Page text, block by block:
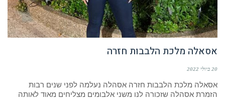
אסאלה מלכת הלבבות חזרה
20 ביולי 2022
אסאלה מלכת הלבבות חזרה אסהלה נעלמה לפני שנים רבות
הזמרת אסהלה שזכורה לנו משני אלבומים מצליחים מאוד לאותה